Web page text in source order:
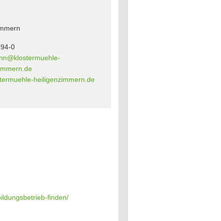
0
heiligenzimmern.de
finden/